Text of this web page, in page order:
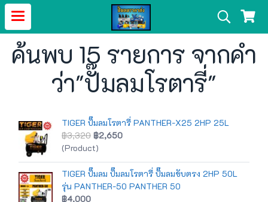
ค้นพบ 15 รายการ จากคำ
ว่า"ปั๊มลมโรตารี่"
TIGER ปั๊มลมโรตารี่ PANTHER-X25 2HP 25L
฿3,320 ฿2,650
(Product)
TIGER ปั๊มลม ปั๊มลมโรตารี่ ปั๊มลมขับตรง 2HP 50L
รุ่น PANTHER-50 PANTHER 50
฿4,000